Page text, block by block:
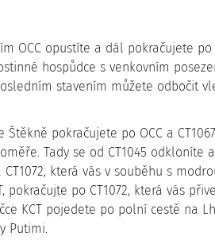
OCC opustíte a dál pokračujete
hospůdce s venkovním
stavením můžete odbočit
pokračujete po OCC a
Tady se od CT1045 odkloníte
která vás v souběhu s
po CT1072, která vás
KCT pojedete po polní cestě na
Putimi.